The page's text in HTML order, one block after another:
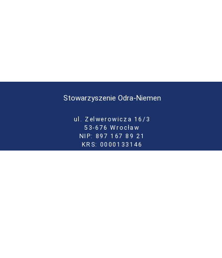
Stowarzyszenie Odra-Niemen
ul. Zelwerowicza 16/3
53-676 Wrocław
NIP: 897 167 89 21
KRS: 0000133146